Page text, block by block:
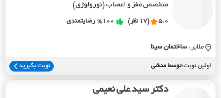
متخصص مغز و اعصاب (نورولوژی)
5.0 (17 نظر) %100 رضایتمندی
ملایر، ساختمان سينا
اولین نوبت:توسط منشی نوبت بگیرید
دکتر سید علی نعیمی